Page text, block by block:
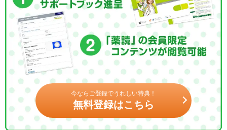
今ならご登録でうれしい特典！
無料登録はこちら